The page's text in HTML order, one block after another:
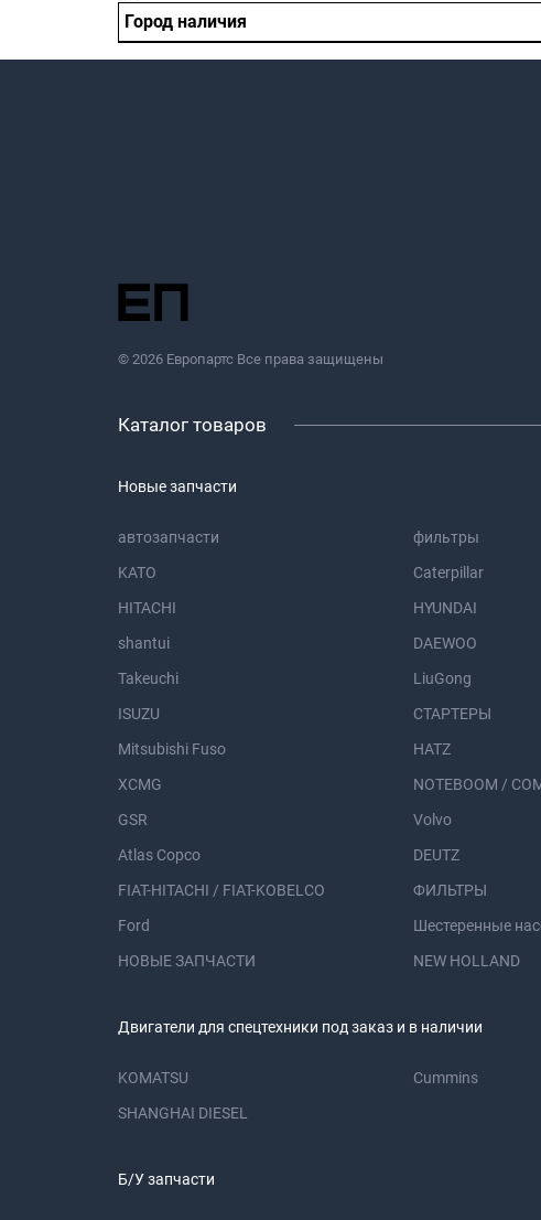
Город наличия
© 2026 Европартс Все права защищены
Каталог товаров
Новые запчасти
автозапчасти фильтры
KATO
Caterpillar
HITACHI
HYUNDAI
shantui
DAEWOO
Takeuchi
LiuGong
ISUZU
СТАРТЕРЫ
Mitsubishi Fuso
HATZ
XCMG
NOTEBOOM /
GSR
Volvo
Atlas Copco
DEUTZ
FIAT-HITACHI / FIAT-KOBELCO
ФИЛЬТРЫ
Ford
Шестеренные
НОВЫЕ ЗАПЧАСТИ
NEW HOLLAND
Двигатели для спецтехники под заказ и в наличии
KOMATSU Cummins
SHANGHAI DIESEL
Б/У запчасти